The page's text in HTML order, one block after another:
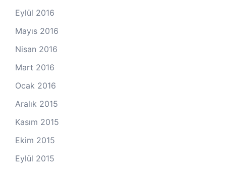
Eylül 2016
Mayıs 2016
Nisan 2016
Mart 2016
Ocak 2016
Aralık 2015
Kasım 2015
Ekim 2015
Eylül 2015